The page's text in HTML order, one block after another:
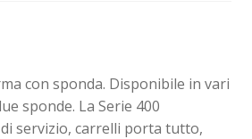
con sponda. Disponibile in vari
sponde. La Serie 400
servizio, carrelli porta tutto,